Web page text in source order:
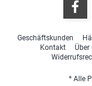
Geschäftskunden
Kontakt
Über
* Alle